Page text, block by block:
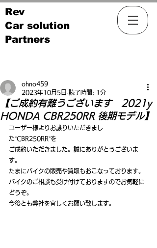
Rev
Car solution
Partners
【ご成約有難うございます 2021y
HONDA CBR250RR 後期モデル】
ohno459
2023年10月5日 読了時間: 1分
ユーザー様よりお譲りいただきまし
た“CBR250RR”を
ご成約いただきました。誠にありがとうございま
す。
たまにバイクの販売や買取もおこなっております。
バイクのご相談も受け付けておりますのでお気軽に
どうぞ。
今後とも弊社を宜しくお願い致します。